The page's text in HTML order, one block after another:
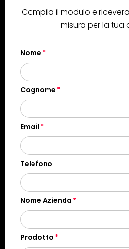
Compila il modulo e
misura per la tua
Nome
Cognome
Email
Telefono
Nome Azienda
Prodotto